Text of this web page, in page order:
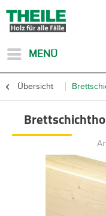
MENÜ
Übersicht